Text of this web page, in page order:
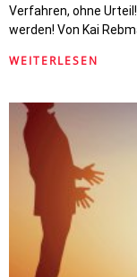
Verfahren, ohne
werden! Von Kai
WEITERLESEN